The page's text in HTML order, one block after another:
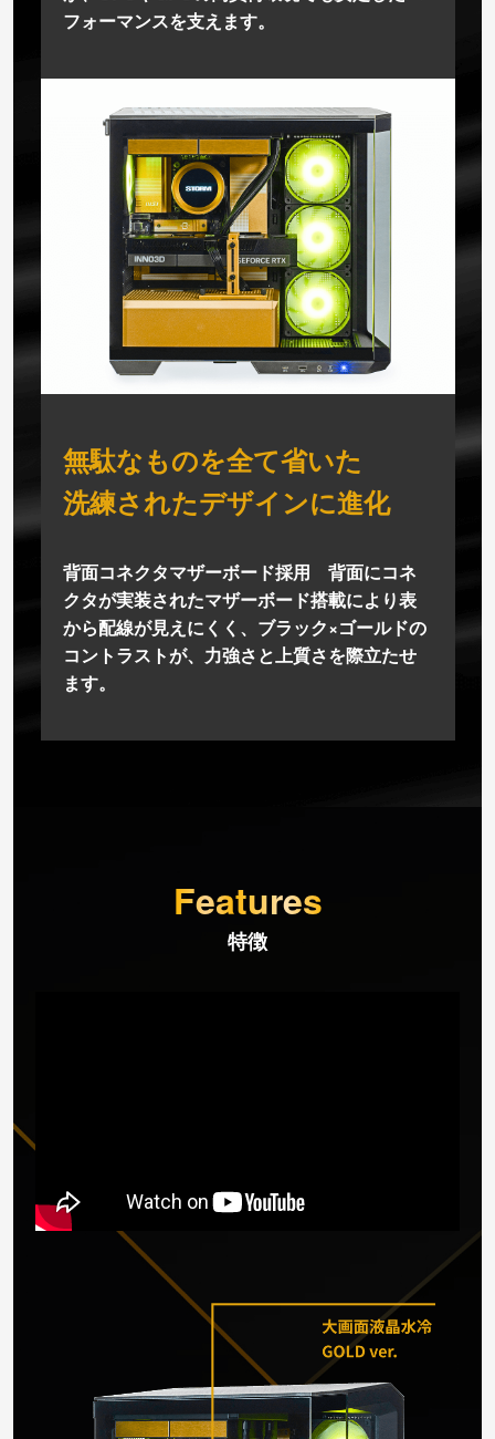
フォーマンスを支えます。
無駄なものを全て省いた
洗練されたデザインに進化
背面コネクタマザーボード採用 背面にコネ
クタが実装されたマザーボード搭載により表
から配線が見えにくく、ブラック×ゴールドの
コントラストが、力強さと上質さを際立たせ
ます。
Features
特徴